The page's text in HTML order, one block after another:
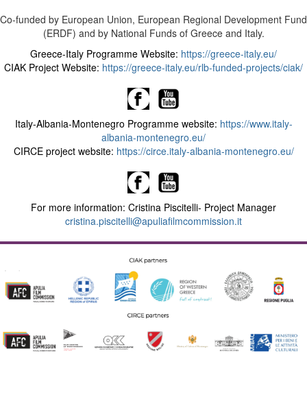
Co-funded by European Union, European Regional Development Fund
(ERDF) and by National Funds of Greece and Italy.
Greece-Italy Programme Website: https://greece-italy.eu/
CIAK Project Website: https://greece-italy.eu/rlb-funded-projects/ciak/
Italy-Albania-Montenegro Programme website: https://www.italy-
albania-montenegro.eu/
CIRCE project website: https://circe.italy-albania-montenegro.eu/
For more information: Cristina Piscitelli- Project Manager
cristina.piscitelli@apuliafilmcommission.it